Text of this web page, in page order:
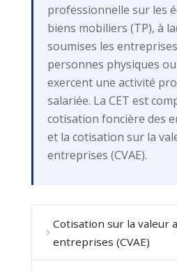
professionnelle sur les
biens mobiliers (TP), à
soumises les
personnes physiques
exercent une activité
salariée. La CET est
cotisation foncière des
et la cotisation sur la
entreprises (CVAE).
Cotisation sur la valeur
entreprises (CVAE)